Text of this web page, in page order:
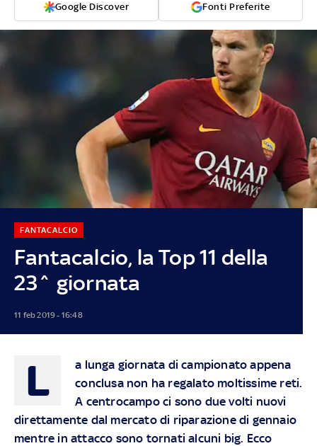
Google Discover Fonti Preferite
Fantacalcio, la Top 11 della
23^ giornata
FANTACALCIO
11 feb 2019 - 16:48
L
a lunga giornata di campionato appena
conclusa non ha regalato moltissime reti.
A centrocampo ci sono due volti nuovi
direttamente dal mercato di riparazione di gennaio
mentre in attacco sono tornati alcuni big. Ecco